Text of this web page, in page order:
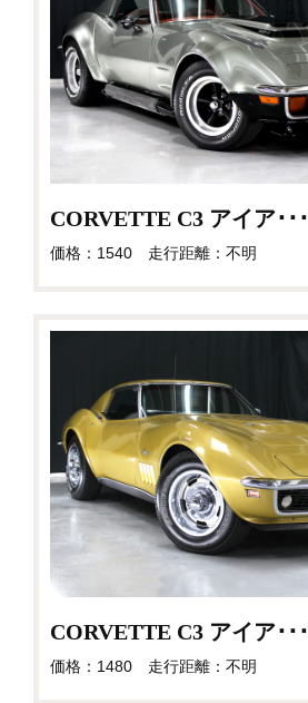
CORVETTE C3 アイア･･･
価格：1540 走行距離：不明
CORVETTE C3 アイア･･･
価格：1480 走行距離：不明